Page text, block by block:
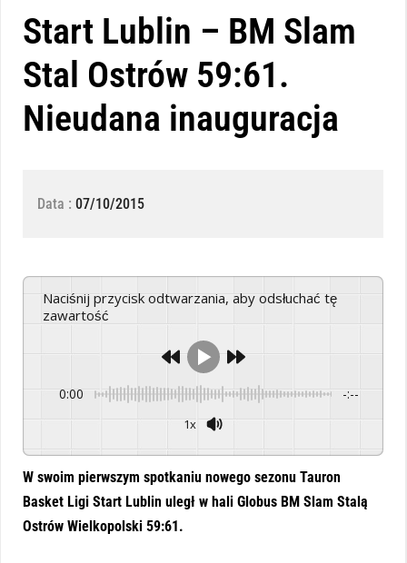
Start Lublin – BM Slam
Stal Ostrów 59:61.
Nieudana inauguracja
Data : 07/10/2015
Naciśnij przycisk odtwarzania, aby odsłuchać tę
zawartość
0:00 -:--
1x
W swoim pierwszym spotkaniu nowego sezonu Tauron
Basket Ligi Start Lublin uległ w hali Globus BM Slam Stalą
Ostrów Wielkopolski 59:61.